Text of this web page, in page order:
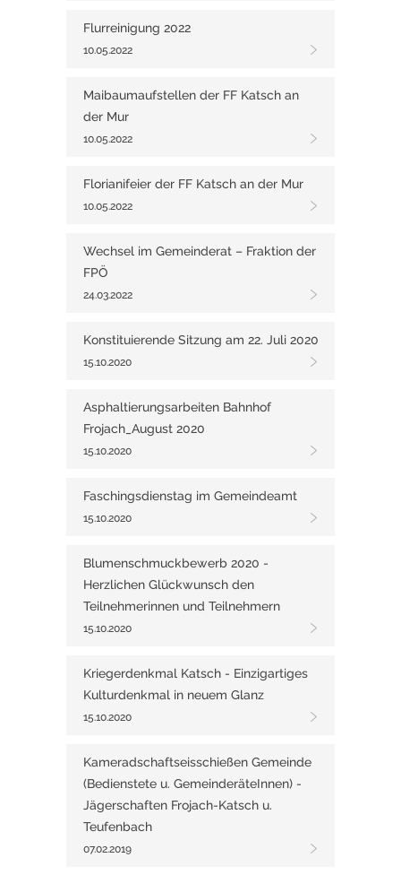
Flurreinigung 2022
10.05.2022
Maibaumaufstellen der FF Katsch an
der Mur
10.05.2022
Florianifeier der FF Katsch an der Mur
10.05.2022
Wechsel im Gemeinderat – Fraktion der
FPÖ
24.03.2022
Konstituierende Sitzung am 22. Juli 2020
15.10.2020
Asphaltierungsarbeiten Bahnhof
Frojach_August 2020
15.10.2020
Faschingsdienstag im Gemeindeamt
15.10.2020
Blumenschmuckbewerb 2020 -
Herzlichen Glückwunsch den
Teilnehmerinnen und Teilnehmern
15.10.2020
Kriegerdenkmal Katsch - Einzigartiges
Kulturdenkmal in neuem Glanz
15.10.2020
Kameradschaftseisschießen Gemeinde
(Bedienstete u. GemeinderäteInnen) -
Jägerschaften Frojach-Katsch u.
Teufenbach
07.02.2019